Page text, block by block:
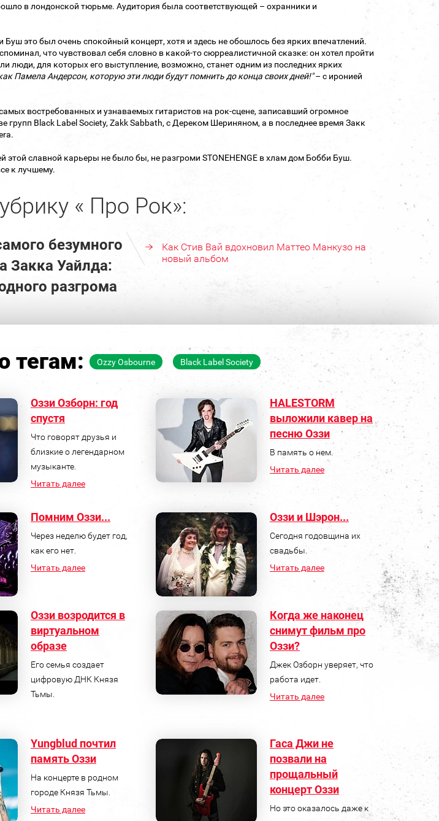
в лондонской тюрьме. Аудитория была соответствующей – охранники и
это был очень спокойный концерт, хотя и здесь не обошлось без ярких впечатлений.
что чувствовал себя словно в какой‑то сюрреалистичной сказке: он хотел пройти
люди, для которых его выступление, возможно, станет одним из последних ярких
Памела Андерсон, которую эти люди будут помнить до конца своих дней!"– с иронией
востребованных и узнаваемых гитаристов на рок-сцене, записавший огромное
групп Black Label Society, Zakk Sabbath, с Дереком Шериняном, а в последнее время Закк
этой славной карьеры не было бы, не разгроми STONEHENGE в хлам дом Бобби Буш.
к лучшему.
« Про Рок»:
безумного
Закка Уайлда:
разгрома
Как Стив Вай вдохновил Маттео Манкузо на
новый альбом
тегам: Ozzy Osbourne Black Label Society
Оззи Озборн: год
спустя
Что говорят друзья и
близкие о легендарном
музыканте.
Читать далее
HALESTORM
выложили кавер на
песню Оззи
В память о нем.
Читать далее
Помним Оззи...
Через неделю будет год,
как его нет.
Читать далее
Оззи и Шэрон...
Сегодня годовщина их
свадьбы.
Читать далее
Оззи возродится в
виртуальном
образе
Его семья создает
цифровую ДНК Князя
Тьмы.
Когда же наконец
снимут фильм про
Оззи?
Джек Озборн уверяет, что
работа идет.
Читать далее
Yungblud почтил
память Оззи
На концерте в родном
городе Князя Тьмы.
Читать далее
Гаса Джи не
позвали на
прощальный
концерт Оззи
Но это оказалось даже к